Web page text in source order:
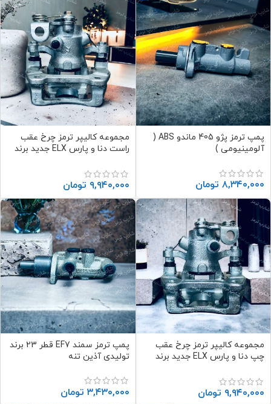
پمپ ترمز پژو 405 ماندو ABS (
آلومینیومی )
۸,۳۴۰,۰۰۰ تومان
مجموعه کالیپر ترمز چرخ عقب
راست دنا و پارس ELX جدید برند
۹,۹۴۰,۰۰۰ تومان
مجموعه کالیپر ترمز چرخ عقب
چپ دنا و پارس ELX جدید برند
۹,۹۴۰,۰۰۰ تومان
پمپ ترمز سمند EF7 قطر 23 برند
تولیدی آذین تنه
۳,۴۳۰,۰۰۰ تومان